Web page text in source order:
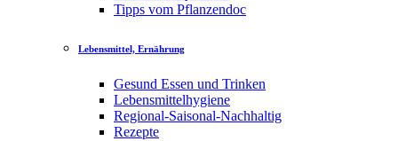
Tipps vom Pflanzendoc
Lebensmittel, Ernährung
Gesund Essen und Trinken
Lebensmittelhygiene
Regional-Saisonal-Nachhaltig
Rezepte